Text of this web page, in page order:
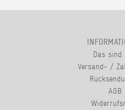
Das sind
Versand- /
AGB